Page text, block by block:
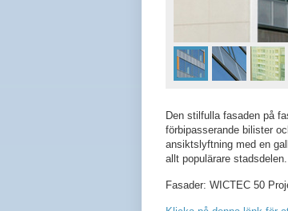
Den stilfulla fasaden på
förbipasserande bilister
ansiktslyftning med en
allt populärare stadsdelen.
Fasader: WICTEC 50